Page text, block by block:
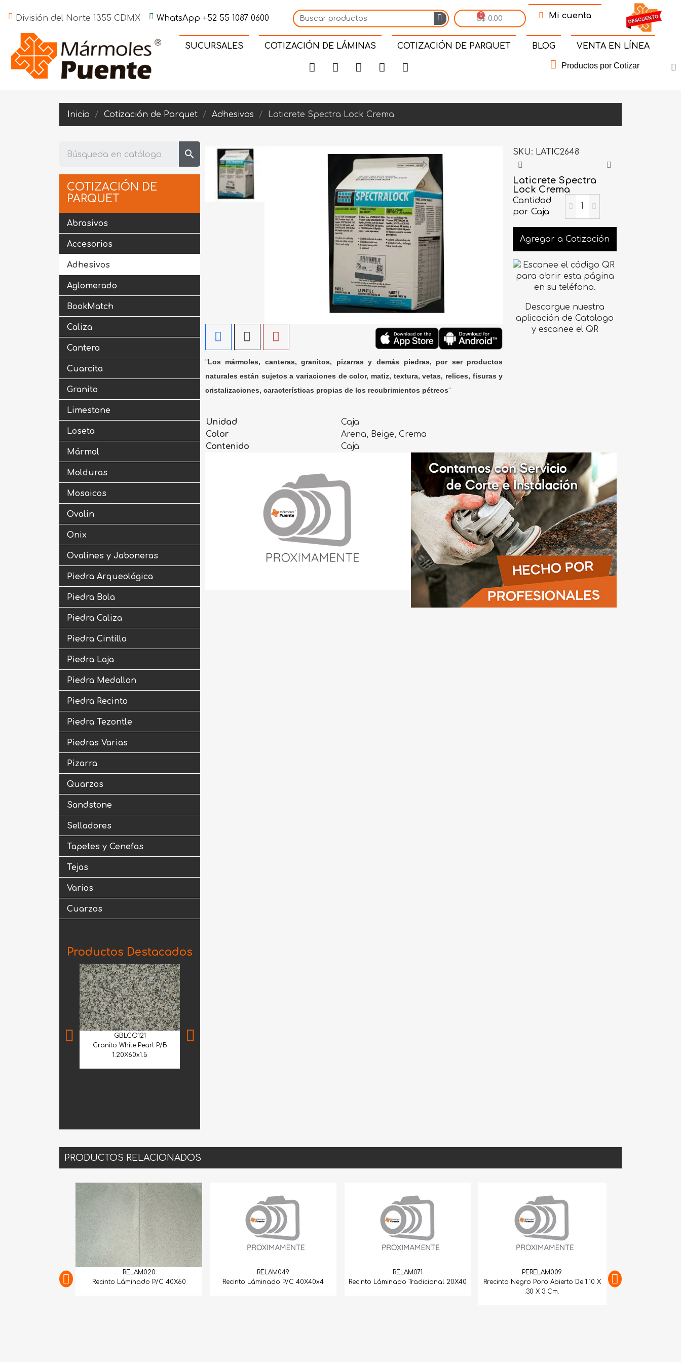
División del Norte 1355 CDMX WhatsApp +52 55 1087 0600 $ 0.00 Mi cuenta
SUCURSALES COTIZACIÓN DE LÁMINAS COTIZACIÓN DE PARQUET BLOG VENTA EN LÍNEA
Productos por Cotizar
Inicio Cotización de Parquet Adhesivos Laticrete Spectra Lock Crema
search
COTIZACIÓN DE
PARQUET
Abrasivos
Accesorios
Adhesivos
Aglomerado
BookMatch
Caliza
Cantera
Cuarcita
Granito
Limestone
Loseta
Mármol
Molduras
Mosaicos
Ovalin
Onix
Ovalines y Jaboneras
Piedra Arqueológica
Piedra Bola
Piedra Caliza
Piedra Cintilla
Piedra Laja
Piedra Medallon
Piedra Recinto
Piedra Tezontle
Piedras Varias
Pizarra
Quarzos
Sandstone
Selladores
Tapetes y Cenefas
Tejas
Varios
Cuarzos
Productos Destacados
GBLCO121
Granito White Pearl P/B
1.20X60x1.5
"Los mármoles, canteras, granitos, pizarras y demás piedras, por ser productos
naturales están sujetos a variaciones de color, matiz, textura, vetas, relices, fisuras y
cristalizaciones, características propias de los recubrimientos pétreos"
SKU LATIC2648
Laticrete Spectra
Lock Crema
Cantidad
por Caja
Agregar a Cotización
Descargue nuestra
aplicación de Catalogo
y escanee el QR
Unidad
Caja
Color
Arena, Beige, Crema
Contenido
Caja
PRODUCTOS RELACIONADOS
RELAM020
Recinto Láminado P/C 40X60
Recinto Láminado P/C 40X40x4
Recinto Láminado Tradicional 20X40
Rrecinto Negro Poro Abierto De 1.10 X